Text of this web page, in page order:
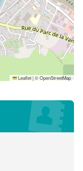
Leaflet|©OpenStreetMap